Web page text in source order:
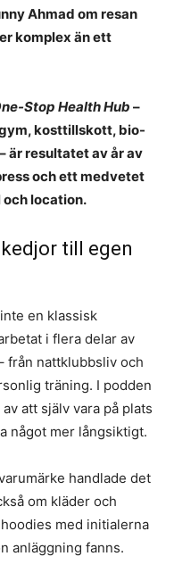
Ahmad om resan
komplex än ett
Stop Health Hub –
kosttillskott, bio-
är resultatet av år av
och ett medvetet
location.
till egen
en klassisk
i flera delar av
från nattklubbsliv och
träning. I podden
att själv vara på plats
något mer långsiktigt.
handlade det
om kläder och
med initialerna
anläggning fanns.